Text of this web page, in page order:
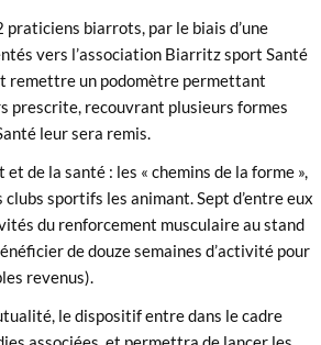
biarrots, par le biais d’une
vers l’association Biarritz sport Santé
remettre un podomètre permettant
prescrite, recouvrant plusieurs formes
leur sera remis.
de la santé : les « chemins de la forme »,
sportifs les animant. Sept d’entre eux
du renforcement musculaire au stand
de douze semaines d’activité pour
revenus).
le dispositif entre dans le cadre